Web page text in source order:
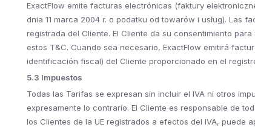
ExactFlow emite facturas electrónicas (faktury
dnia 11 marca 2004 r. o podatku od towarów i usług). Las
registrada del Cliente. El Cliente da su consentimiento
estos T&C. Cuando sea necesario, ExactFlow emitirá
identificación fiscal) del Cliente proporcionado en el
5.3 Impuestos
Todas las Tarifas se expresan sin incluir el IVA ni otros
expresamente lo contrario. El Cliente es responsable de
los Clientes de la UE registrados a efectos del IVA, puede